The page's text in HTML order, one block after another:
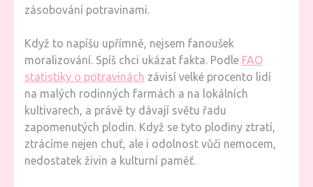
zásobování potravinami.
Když to napíšu upřímně, nejsem fanoušek
moralizování. Spíš chci ukázat fakta. Podle FAO
statistiky o potravinách závisí velké procento lidí
na malých rodinných farmách a na lokálních
kultivarech, a právě ty dávají světu řadu
zapomenutých plodin. Když se tyto plodiny ztratí,
ztrácíme nejen chuť, ale i odolnost vůči nemocem,
nedostatek živin a kulturní paměť.